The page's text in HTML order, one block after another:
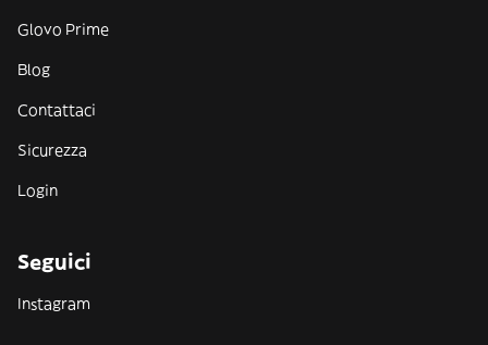
Glovo Prime
Blog
Contattaci
Sicurezza
Login
Seguici
Instagram